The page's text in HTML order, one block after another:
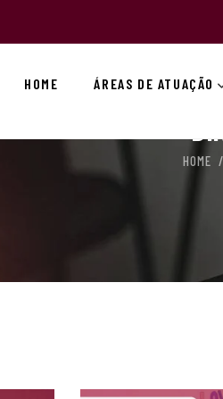
HOME ÁREAS DE ATUAÇÃO
HOME